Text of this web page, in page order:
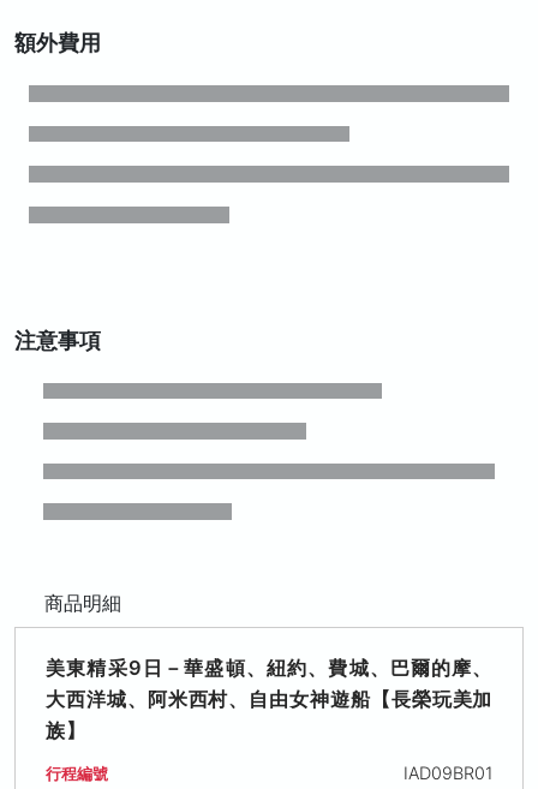
額外費用
注意事項
商品明細
美東精采9日－華盛頓、紐約、費城、巴爾的摩、
大西洋城、阿米西村、自由女神遊船【長榮玩美加
族】
行程編號 IAD09BR01